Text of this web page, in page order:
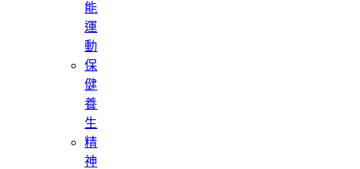
能
運
動
保
健
養
生
精
神